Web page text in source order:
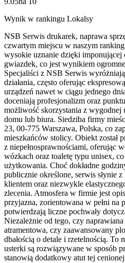
Wynik w rankingu Lokalsy
NSB Serwis drukarek, naprawa
czwartym miejscu w naszym
wysokie uznanie dzięki
gwiazdek, co jest wynikiem
Specjaliści z NSB Serwis
działania, często oferując
urządzeń nawet w ciągu jednego
doceniają profesjonalizm oraz
możliwość skorzystania z wygodnej
domu lub biura. Siedziba firmy
23, 00-775 Warszawa, Polska, co
mieszkańców stolicy. Obiekt został
z niepełnosprawnościami, oferując
wózkach oraz toaletę typu unisex,
użytkowania. Choć dokładne
publicznie określone, serwis słynie
klientem oraz niezwykle
zlecenia. Atmosfera w firmie jest
przyjazna, zorientowana w pełni na
potwierdzają liczne pochwały
Niezależnie od tego, czy
atramentowa, czy zaawansowany
dbałością o detale i rzetelnością. To
usterki są rozwiązywane w sposób
stanowią dodatkowy atut tej